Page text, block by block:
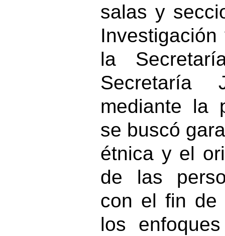
salas y
la
Secretaría
mediante la
se buscó
étnica y el
de las
con el fin de
los